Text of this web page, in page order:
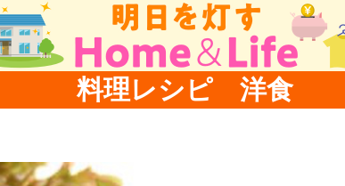
料理レシピ 洋食